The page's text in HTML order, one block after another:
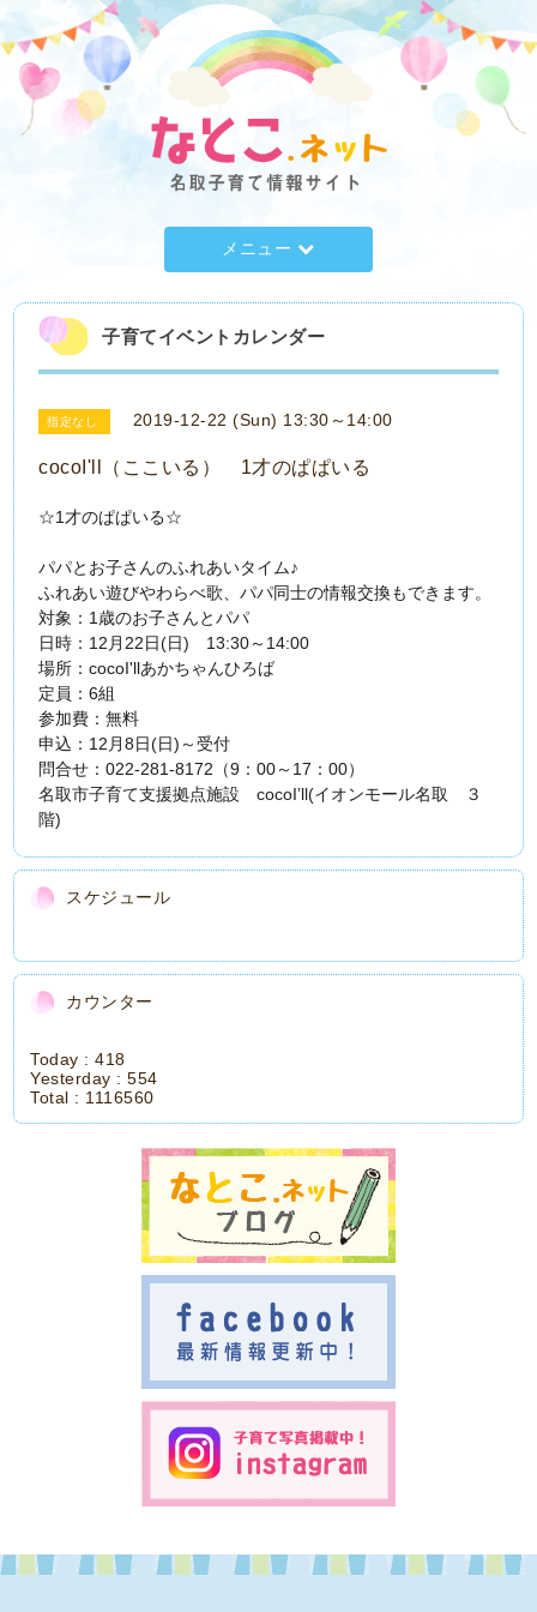
メニュー
子育てイベントカレンダー
指定なし 2019-12-22 (Sun) 13:30～14:00
cocoI'll（ここいる） 1才のぱぱいる
☆1才のぱぱいる☆
パパとお子さんのふれあいタイム♪
ふれあい遊びやわらべ歌、パパ同士の情報交換もできます。
対象：1歳のお子さんとパパ
日時：12月22日(日) 13:30～14:00
場所：cocoI'llあかちゃんひろば
定員：6組
参加費：無料
申込：12月8日(日)～受付
問合せ：022‐281-8172（9：00～17：00）
名取市子育て支援拠点施設 cocoI’ll(イオンモール名取 ３
階)
スケジュール
カウンター
Today :418
Yesterday :554
Total : 1116560